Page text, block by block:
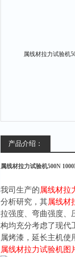
产品介绍：
属线材拉力试验机500N
我司生产的属线材拉
分析研究，其属线材
拉强度、弯曲强度、
构均充分考虑了现代
属烤漆，延长主机使
属线材拉力试验机图